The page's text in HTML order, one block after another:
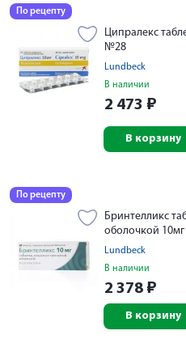
По рецепту
Ципралекс
№28
Lundbeck
В наличии
2 473 ₽
В корзину
По рецепту
Бринтелликс
оболочкой
Lundbeck
В наличии
2 378 ₽
В корзину